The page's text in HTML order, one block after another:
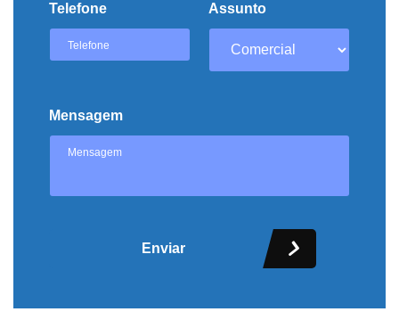
Telefone Assunto
Mensagem
Enviar